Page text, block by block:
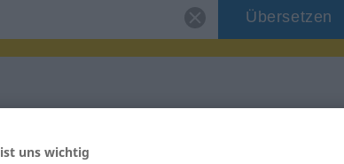
Übersetzen
uns wichtig